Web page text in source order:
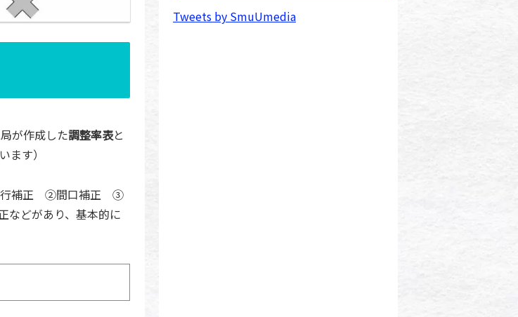
が作成した調整率表と
ます）
奥行補正 ②間口補正 ③
どがあり、基本的に
Tweets by SmuUmedia